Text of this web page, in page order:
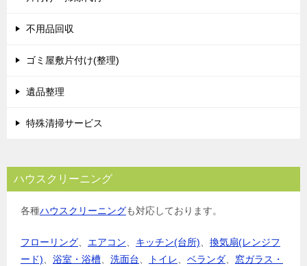
不用品回収
ゴミ屋敷片付け(整理)
遺品整理
特殊清掃サービス
ハウスクリーニング
各種ハウスクリーニングも対応しております。
フローリング エアコン キッチン(台所)
換気扇(レンジフ
ード)
浴室・浴槽 洗面台 トイレ ベランダ
窓ガラス・